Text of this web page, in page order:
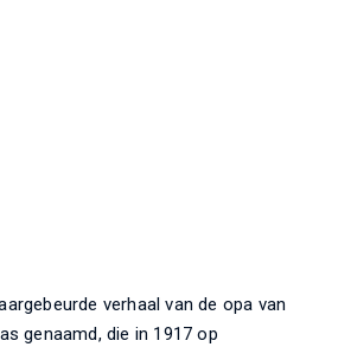
verhaal van de opa van
genaamd, die in 1917 op